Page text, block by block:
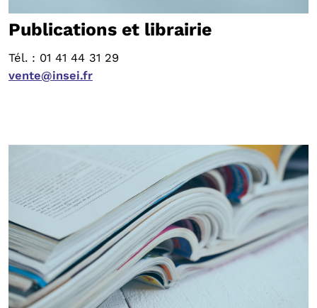
Publications et librairie
Tél. : 01 41 44 31 29
vente@insei.fr